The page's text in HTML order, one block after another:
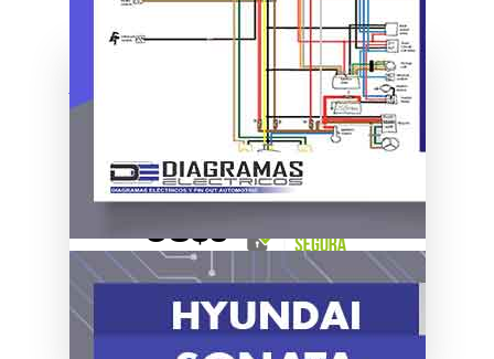
Vista previa
Ver otros modelos:
US$9.6
20% DE DESCUENTO*
US$8
Mejor precio garantizado.
Modo Entrega: Digital Archivo PDF
Garantía de por vida: Respaldo de
tus diagramas en nuestra nube.